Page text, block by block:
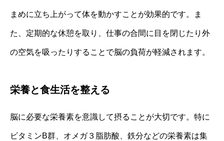
まめに立ち上がって体を動かすことが効果的です。ま
た、定期的な休憩を取り、仕事の合間に目を閉じたり外
の空気を吸ったりすることで脳の負荷が軽減されます。
栄養と食生活を整える
脳に必要な栄養素を意識して摂ることが大切です。特に
ビタミンB群、オメガ３脂肪酸、鉄分などの栄養素は集